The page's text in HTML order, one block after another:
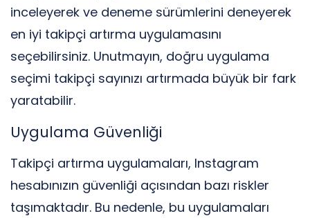
inceleyerek ve deneme sürümlerini deneyerek
en iyi takipçi artırma uygulamasını
seçebilirsiniz. Unutmayın, doğru uygulama
seçimi takipçi sayınızı artırmada büyük bir fark
yaratabilir.
Uygulama Güvenliği
Takipçi artırma uygulamaları, Instagram
hesabınızın güvenliği açısından bazı riskler
taşımaktadır. Bu nedenle, bu uygulamaları